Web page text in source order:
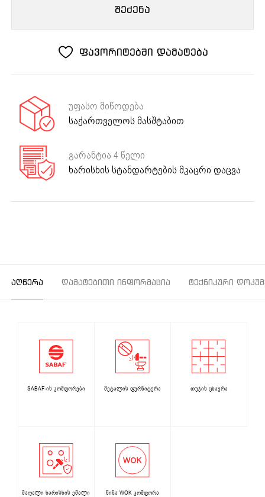
ANT
შეძენა
ფავორიტებში დამატება
უფასო მიწოდება
საქართველოს მასშტაბით
გარანტია 4 წელი
ხარისხის სტანდარტების მკაცრი დაცვა
ᲐᲦᲬᲔᲠᲐ ᲓᲐᲛᲐᲢᲔᲑᲘᲗᲘ ᲘᲜᲤᲝᲠᲛᲐᲪᲘᲐ ᲢᲔᲥᲜᲘᲙᲣᲠᲘ
SABAF-ის კომფორები მეტალის ფურნიტურა თუჯის ცხაურა
მაღალი ხარისხის ემალი წინა WOK კომფორა